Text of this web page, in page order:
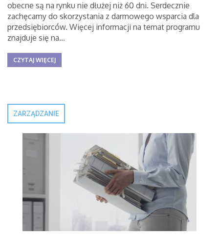
obecne są na rynku nie dłużej niż 60 dni. Serdecznie
zachęcamy do skorzystania z darmowego wsparcia dla
przedsiębiorców. Więcej informacji na temat programu
znajduje się na...
CZYTAJ WIĘCEJ
ZARZĄDZANIE